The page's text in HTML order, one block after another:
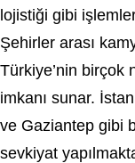
lojistiği gibi
Şehirler arası
Türkiye’nin birçok
imkanı sunar.
ve Gaziantep gibi
sevkiyat